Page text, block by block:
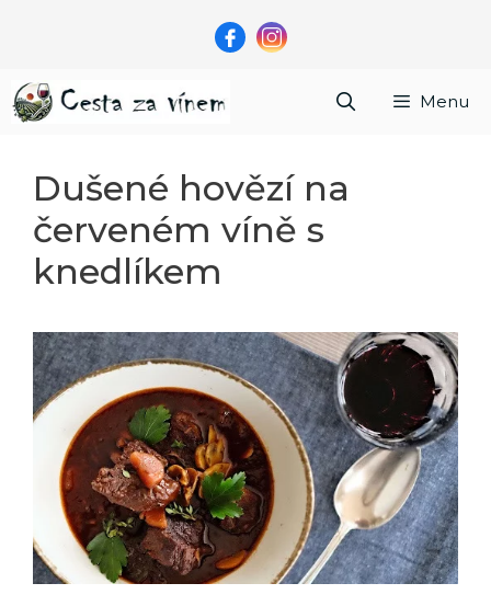
Menu
Dušené hovězí na
červeném víně s
knedlíkem